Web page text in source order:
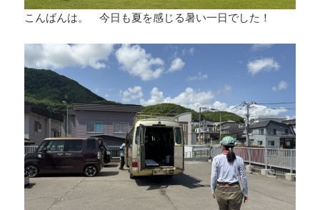
こんばんは。 今日も夏を感じる暑い一日でした！